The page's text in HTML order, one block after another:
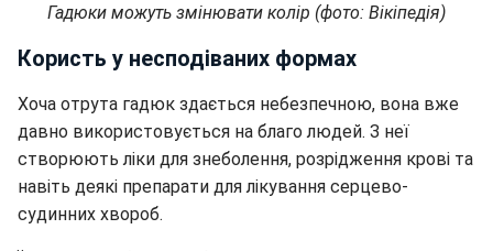
Гадюки можуть змінювати колір (фото: Вікіпедія)
Користь у несподіваних формах
Хоча отрута гадюк здається небезпечною, вона вже
давно використовується на благо людей. З неї
створюють ліки для знеболення, розрідження крові та
навіть деякі препарати для лікування серцево-
судинних хвороб.